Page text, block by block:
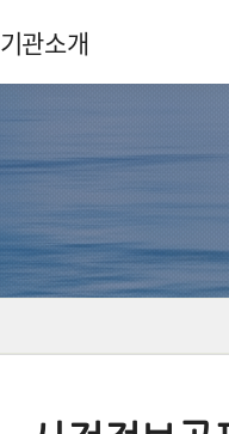
기관소개